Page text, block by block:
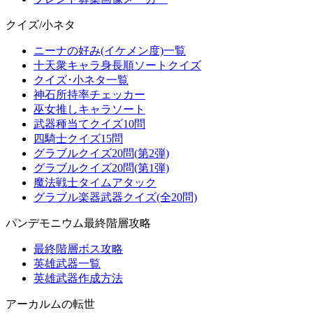
クイズ/小ネタ
ニーナの好み(イケメン度)一覧
十天衆キャラ身長順ソートクイズ
クイズ･小ネタ一覧
神石所持率チェッカー
巫女推しキャラソート
武器種当てクイズ10問
四騎士クイズ15問
グラブルクイズ20問(第2弾)
グラブルクイズ20問(第1弾)
魔法戦士タイムアタック
グラブル楽器武器クイズ(全20問)
パンデモニウム最終階層攻略
最終階層ボス攻略
英雄武器一覧
英雄武器作成方法
アーカルムの転世